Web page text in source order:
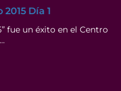
Día 1
fue un éxito en el Centro